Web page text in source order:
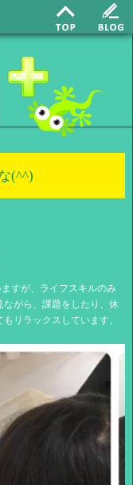
(^^)
すが、ライフスキルのみ
がら、課題をしたり、休
リラックスしています。